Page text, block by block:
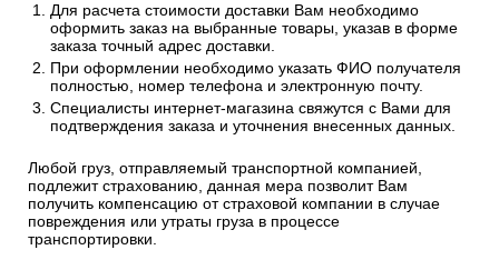
Для расчета стоимости доставки Вам необходимо
оформить заказ на выбранные товары, указав в форме
заказа точный адрес доставки.
При оформлении необходимо указать ФИО получателя
полностью, номер телефона и электронную почту.
Специалисты интернет-магазина свяжутся с Вами для
подтверждения заказа и уточнения внесенных данных.
Любой груз, отправляемый транспортной компанией,
подлежит страхованию, данная мера позволит Вам
получить компенсацию от страховой компании в случае
повреждения или утраты груза в процессе
транспортировки.